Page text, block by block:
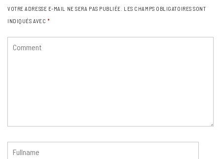
VOTRE ADRESSE E-MAIL NE SERA PAS PUBLIÉE.
LES CHAMPS OBLIGATOIRES SONT
INDIQUÉS AVEC *